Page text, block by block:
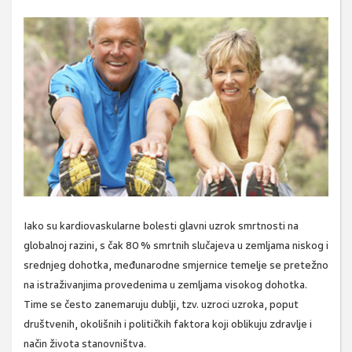
Iako su kardiovaskularne bolesti glavni uzrok smrtnosti na
globalnoj razini, s čak 80 % smrtnih slučajeva u zemljama niskog i
srednjeg dohotka, međunarodne smjernice temelje se pretežno
na istraživanjima provedenima u zemljama visokog dohotka.
Time se često zanemaruju dublji, tzv. uzroci uzroka, poput
društvenih, okolišnih i političkih faktora koji oblikuju zdravlje i
način života stanovništva.